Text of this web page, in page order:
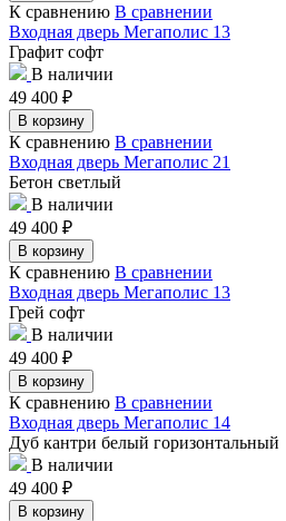
К сравнению В сравнении
Входная дверь Мегаполис 13
Графит софт
В наличии
49 400 ₽
В корзину
К сравнению В сравнении
Входная дверь Мегаполис 21
Бетон светлый
В наличии
49 400 ₽
В корзину
К сравнению В сравнении
Входная дверь Мегаполис 13
Грей софт
В наличии
49 400 ₽
В корзину
К сравнению В сравнении
Входная дверь Мегаполис 14
Дуб кантри белый горизонтальный
В наличии
49 400 ₽
В корзину